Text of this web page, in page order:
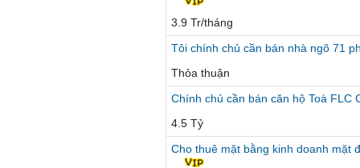
3.9 Tr/tháng
Tôi chính chủ cần bán nhà ngõ 71
Thỏa thuận
Chính chủ cần bán căn hộ Toà
4.5 Tỷ
Cho thuê mặt bằng kinh doanh mặt